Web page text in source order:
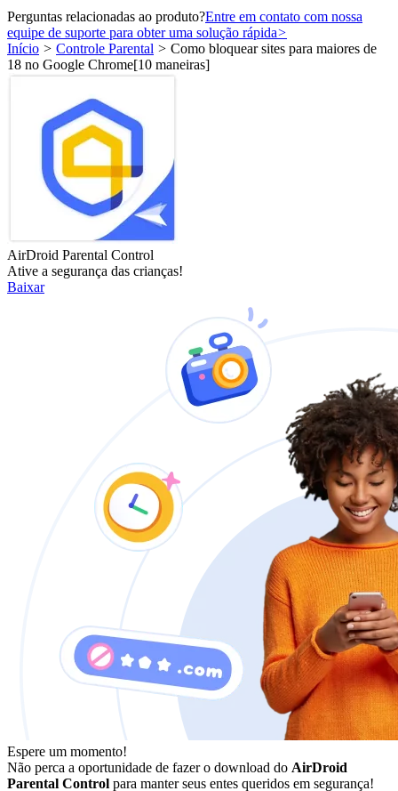
Perguntas relacionadas ao produto?Entre em contato com nossa
equipe de suporte para obter uma solução rápida>
Início > Controle Parental > Como bloquear sites para maiores de
18 no Google Chrome[10 maneiras]
AirDroid Parental Control
Ative a segurança das crianças!
Baixar
Espere um momento!
Não perca a oportunidade de fazer o download do AirDroid
Parental Control para manter seus entes queridos em segurança!